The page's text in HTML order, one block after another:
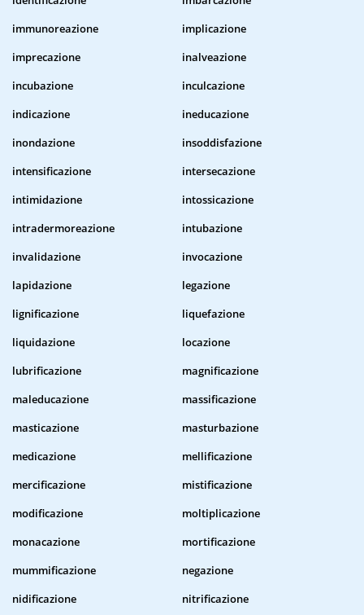
immunoreazione
implicazione
imprecazione
inalveazione
incubazione
inculcazione
indicazione
ineducazione
inondazione
insoddisfazione
intensificazione
intersecazione
intimidazione
intossicazione
intradermoreazione
intubazione
invalidazione
invocazione
lapidazione
legazione
lignificazione
liquefazione
liquidazione
locazione
lubrificazione
magnificazione
maleducazione
massificazione
masticazione
masturbazione
medicazione
mellificazione
mercificazione
mistificazione
modificazione
moltiplicazione
monacazione
mortificazione
mummificazione
negazione
nidificazione
nitrificazione